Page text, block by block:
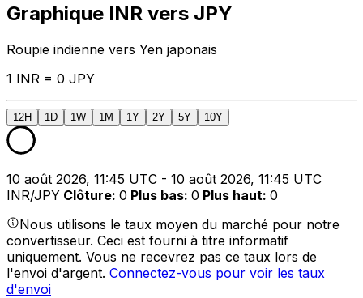
Graphique INR vers JPY
Roupie indienne vers Yen japonais
1 INR = 0 JPY
12H 1D 1W 1M 1Y 2Y 5Y 10Y
10 août 2026, 11:45 UTC - 10 août 2026, 11:45 UTC
INR/JPY Clôture: 0 Plus bas: 0 Plus haut: 0
Nous utilisons le taux moyen du marché pour notre
convertisseur. Ceci est fourni à titre informatif
uniquement. Vous ne recevrez pas ce taux lors de
l'envoi d'argent. Connectez-vous pour voir les taux
d'envoi